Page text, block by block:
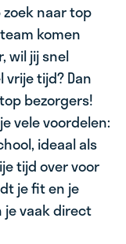
naar top
komen
wil jij snel
tijd? Dan
bezorgers!
vele voordelen:
ideaal als
tijd over voor
je fit en je
je vaak direct